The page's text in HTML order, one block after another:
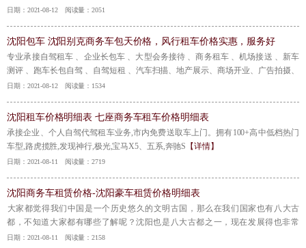
用达到了199-700元。【详情】
日期：2021-08-12 阅读量：2051
沈阳包车 沈阳别克商务车包天价格，风行租车价格实惠，服务好
​专业承接自驾租车 、企业长包车 、大型会务接待 、商务租车 、机场接送 、新车
测评 、跑车长包自驾 、自驾短租 、汽车扫描、地产展示、商场开业、广告拍摄、
影视拍摄、贵宾接待、机场接送、火车站接送、婚礼车队、酒店接送、单位用
同需求提供车辆租赁服务，并有多种租赁方式供客户选择，年租、月租、日租、
日期：2021-08-12 阅读量：1534
沈阳租车价格明细表 七座商务车租车价格明细表
承接企业、个人自驾代驾租车业务,市内免费送取车上门。拥有100+高中低档热门
车型,路虎揽胜,发现神行,极光,宝马X5、五系,奔驰S 【详情】
日期：2021-08-11 阅读量：2719
沈阳商务车租赁价格-沈阳豪车租赁价格明细表
​大家都觉得我们中国是一个历史悠久的文明古国，那么在我们国家也有八大古
都，不知道大家都有哪些了解呢？沈阳也是八大古都之一，现在发展得也非常
好，这座城市也是融合了历史和现代的一座城市。中秋节就要到了，如果大家也
日期：2021-08-11 阅读量：2158